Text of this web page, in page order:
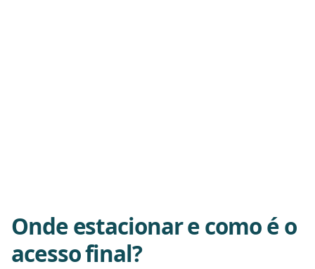
Onde estacionar e como é o
acesso final?